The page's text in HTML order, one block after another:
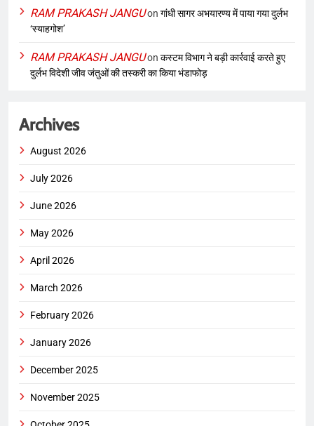
RAM PRAKASH JANGUon गांधी सागर अभयारण्य में पाया गया दुर्लभ
‘स्याहगोश’
RAM PRAKASH JANGUon कस्टम विभाग ने बड़ी कार्रवाई करते हुए
दुर्लभ विदेशी जीव जंतुओं की तस्करी का किया भंडाफोड़
Archives
August 2026
July 2026
June 2026
May 2026
April 2026
March 2026
February 2026
January 2026
December 2025
November 2025